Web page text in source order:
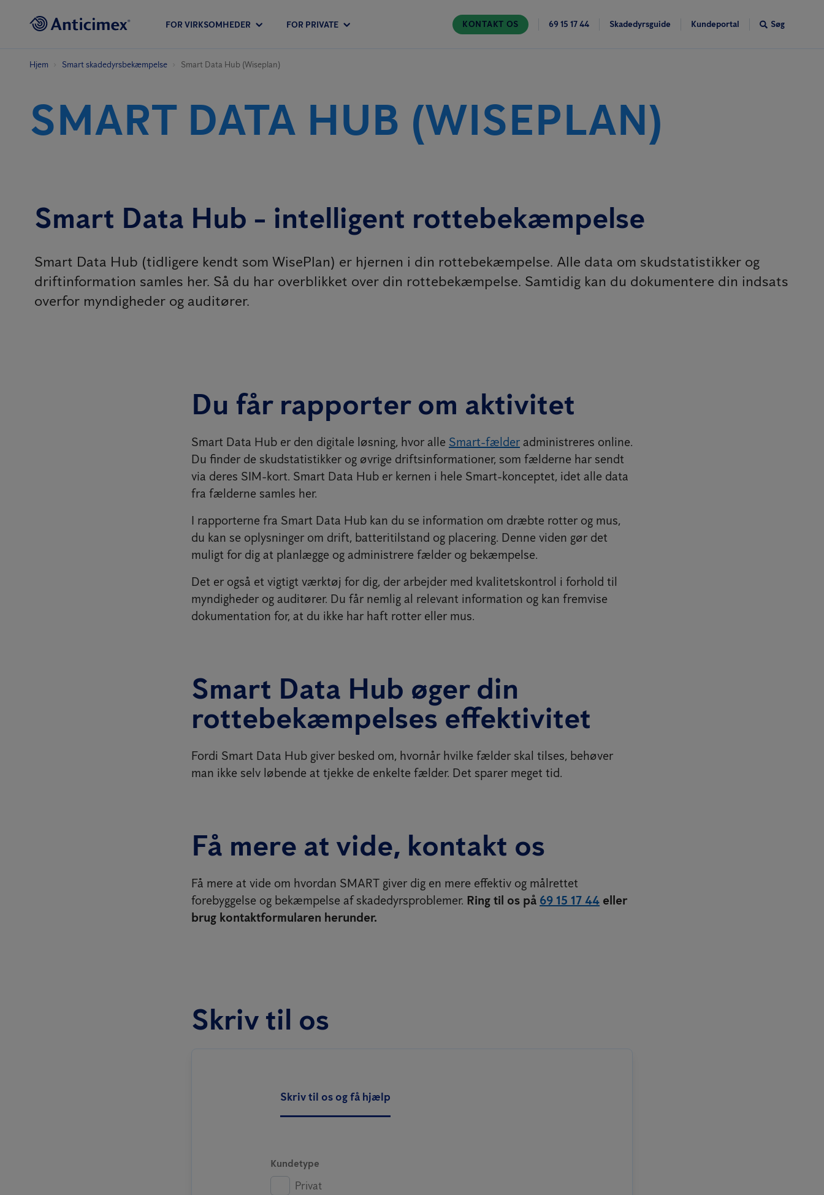
FOR VIRKSOMHEDER FOR PRIVATE KONTAKT OS 69 15 17 44 Skadedyrsguide Kundeportal Søg
Hjem Smart skadedyrs­bekæmpelse Smart Data Hub (Wiseplan)
SMART DATA HUB (WISEPLAN)
Smart Data Hub - intelligent rottebekæmpelse
Smart Data Hub (tidligere kendt som WisePlan) er hjernen i din rottebekæmpelse. Alle data om skudstatistikker og
driftinformation samles her. Så du har overblikket over din rottebekæmpelse. Samtidig kan du dokumentere din indsats
overfor myndigheder og auditører.
Du får rapporter om aktivitet
Smart Data Hub er den digitale løsning, hvor alle Smart-fælder administreres online.
Du finder de skudstatistikker og øvrige driftsinformationer, som fælderne har sendt
via deres SIM-kort. Smart Data Hub er kernen i hele Smart-konceptet, idet alle data
fra fælderne samles her.
I rapporterne fra Smart Data Hub kan du se information om dræbte rotter og mus,
du kan se oplysninger om drift, batteritilstand og placering. Denne viden gør det
muligt for dig at planlægge og administrere fælder og bekæmpelse.
Det er også et vigtigt værktøj for dig, der arbejder med kvalitetskontrol i forhold til
myndigheder og auditører. Du får nemlig al relevant information og kan fremvise
dokumentation for, at du ikke har haft rotter eller mus.
Smart Data Hub øger din
rottebekæmpelses effektivitet
Fordi Smart Data Hub giver besked om, hvornår hvilke fælder skal tilses, behøver
man ikke selv løbende at tjekke de enkelte fælder. Det sparer meget tid.
Få mere at vide, kontakt os
Få mere at vide om hvordan SMART giver dig en mere effektiv og målrettet
forebyggelse og bekæmpelse af skadedyrsproblemer. Ring til os på 69 15 17 44 eller
brug kontaktformularen herunder.
Skriv til os
Skriv til os og få hjælp
Kundetype
Privat